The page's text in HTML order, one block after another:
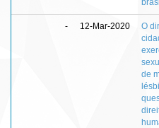
- 12-Mar-2020
O
de